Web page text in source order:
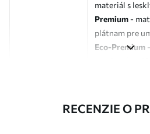
materiál s
Premium -
plátnam pre
Eco-Premium
s37917v1
RECENZIE O